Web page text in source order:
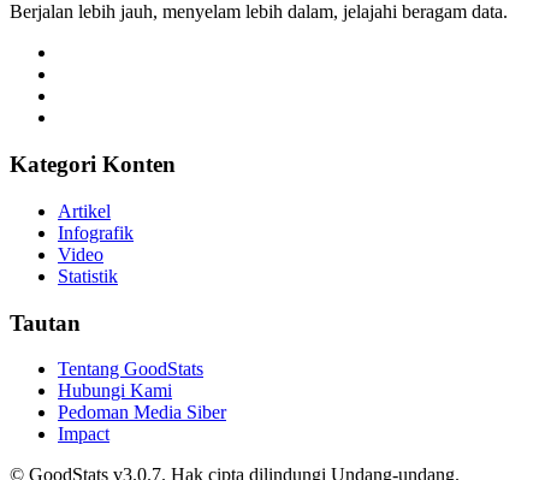
Berjalan lebih jauh, menyelam lebih dalam, jelajahi beragam data.
Kategori Konten
Artikel
Infografik
Video
Statistik
Tautan
Tentang GoodStats
Hubungi Kami
Pedoman Media Siber
Impact
© GoodStats v3.0.7. Hak cipta dilindungi Undang-undang.